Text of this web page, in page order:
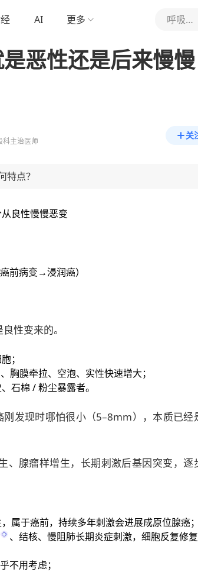
AI 更多 呼吸科大夫胡洋
恶性还是后来慢慢
科主治医师
关
特点？
良性慢慢恶变
前病变→浸润癌）
性变来的。
；
胸膜牵拉、空泡、实性快速增大；
、石棉 / 粉尘暴露者。
发现时哪怕很小（5–8mm），本质已经
、腺瘤样增生，长期刺激后基因突变，逐
属于癌前，持续多年刺激会进展成原位腺癌；
、结核、慢阻肺长期炎症刺激，细胞反复修
不用考虑；